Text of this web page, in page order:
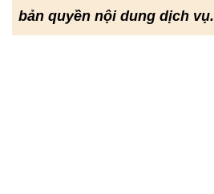
bản quyền nội dung dịch vụ.